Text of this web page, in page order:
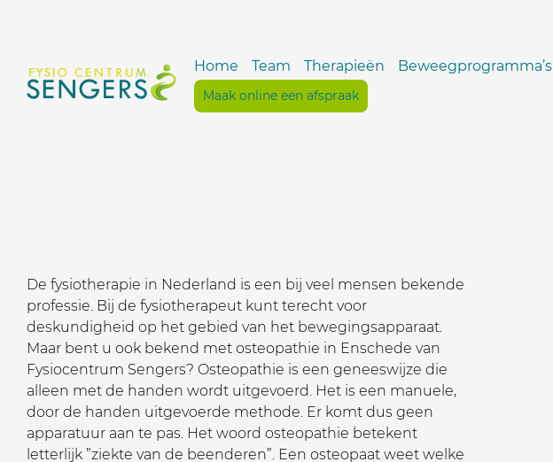
Home Team Therapieën Beweegprogramma’s
Maak online een afspraak
De fysiotherapie in Nederland is een bij veel mensen bekende
professie. Bij de fysiotherapeut kunt terecht voor
deskundigheid op het gebied van het bewegingsapparaat.
Maar bent u ook bekend met osteopathie in Enschede van
Fysiocentrum Sengers? Osteopathie is een geneeswijze die
alleen met de handen wordt uitgevoerd. Het is een manuele,
door de handen uitgevoerde methode. Er komt dus geen
apparatuur aan te pas. Het woord osteopathie betekent
letterlijk ”ziekte van de beenderen”. Een osteopaat weet welke